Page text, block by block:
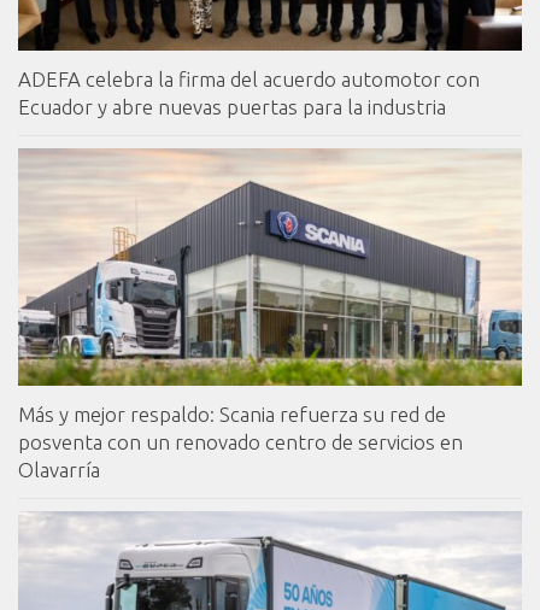
ADEFA celebra la firma del acuerdo automotor con
Ecuador y abre nuevas puertas para la industria
Más y mejor respaldo: Scania refuerza su red de
posventa con un renovado centro de servicios en
Olavarría